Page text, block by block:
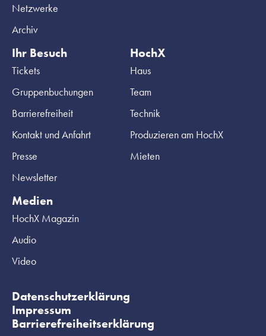
Netzwerke
Archiv
Ihr Besuch
Tickets
Gruppenbuchungen
Barrierefreiheit
Kontakt und Anfahrt
Presse
Newsletter
HochX
Haus
Team
Technik
Produzieren am HochX
Mieten
Medien
HochX Magazin
Audio
Video
Datenschutzerklärung
Impressum
Barrierefreiheitserklärung